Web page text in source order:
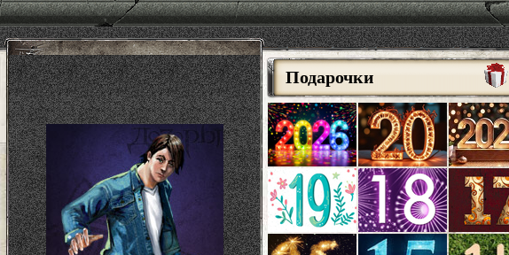
Подарочки